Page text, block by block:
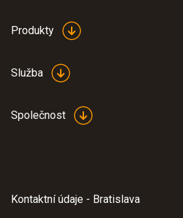
Produkty
Služba
Společnost
Kontaktní údaje - Bratislava